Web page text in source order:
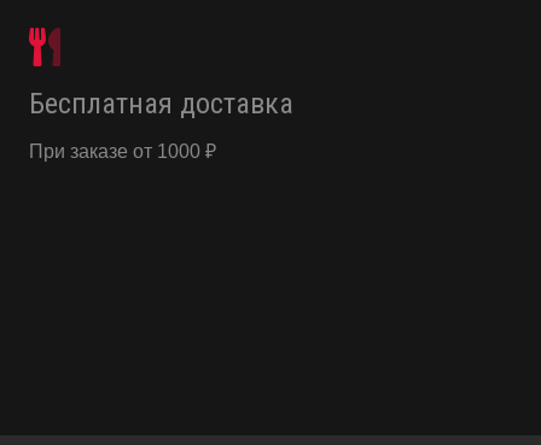
Бесплатная доставка
При заказе от 1000 ₽